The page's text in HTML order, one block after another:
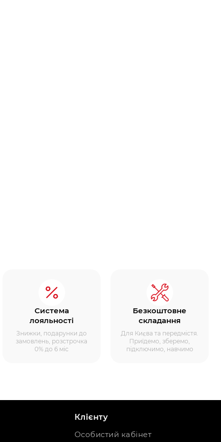
Система
лояльності
Знижки, подарунки до
замовлень, розстрочка
0% до 6 міс
Безкоштовне
складання
Для Києва та передмістя.
Приїдемо, зберемо,
підключимо, навчимо
Клієнту
Особистий кабінет